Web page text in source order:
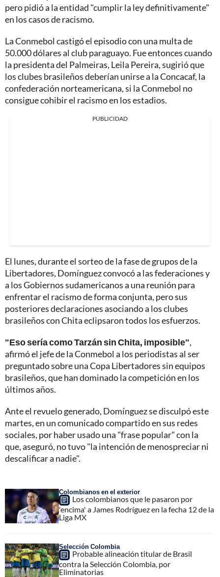
pero pidió a la entidad "cumplir la ley definitivamente"
en los casos de racismo.
La Conmebol castigó el episodio con una multa de
50.000 dólares al club paraguayo. Fue entonces cuando
la presidenta del Palmeiras, Leila Pereira, sugirió que
los clubes brasileños deberían unirse a la Concacaf, la
confederación norteamericana, si la Conmebol no
consigue cohibir el racismo en los estadios.
PUBLICIDAD
El lunes, durante el sorteo de la fase de grupos de la
Libertadores, Domínguez convocó a las federaciones y
a los Gobiernos sudamericanos a una reunión para
enfrentar el racismo de forma conjunta, pero sus
posteriores declaraciones asociando a los clubes
brasileños con Chita eclipsaron todos los esfuerzos.
"Eso sería como Tarzán sin Chita, imposible",
afirmó el jefe de la Conmebol a los periodistas al ser
preguntado sobre una Copa Libertadores sin equipos
brasileños, que han dominado la competición en los
últimos años.
Ante el revuelo generado, Domínguez se disculpó este
martes, en un comunicado compartido en sus redes
sociales, por haber usado una "frase popular" con la
que, aseguró, no tuvo "la intención de menospreciar ni
descalificar a nadie".
Colombianos en el exterior
Los colombianos que le pasaron por
'encima' a James Rodríguez en la fecha 12 de la
Liga MX
Selección Colombia
Probable alineación titular de Brasil
contra la Selección Colombia, por
Eliminatorias